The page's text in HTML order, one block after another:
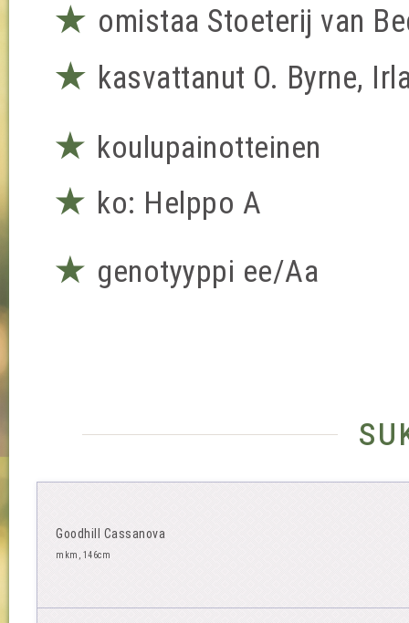
★ omistaa Stoeterij van
★ kasvattanut O. Byrne,
★ koulupainotteinen
★ ko: Helppo A
★ genotyyppi ee/Aa
Goodhill Cassanova
mkm, 146cm